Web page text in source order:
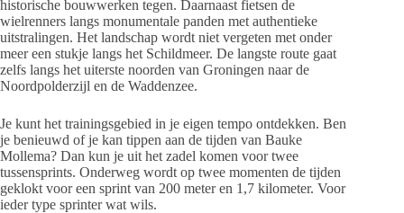
historische bouwwerken tegen. Daarnaast fietsen de
wielrenners langs monumentale panden met authentieke
uitstralingen. Het landschap wordt niet vergeten met onder
meer een stukje langs het Schildmeer. De langste route gaat
zelfs langs het uiterste noorden van Groningen naar de
Noordpolderzijl en de Waddenzee.
Je kunt het trainingsgebied in je eigen tempo ontdekken. Ben
je benieuwd of je kan tippen aan de tijden van Bauke
Mollema? Dan kun je uit het zadel komen voor twee
tussensprints. Onderweg wordt op twee momenten de tijden
geklokt voor een sprint van 200 meter en 1,7 kilometer. Voor
ieder type sprinter wat wils.